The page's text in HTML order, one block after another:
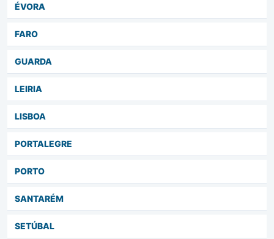
ÉVORA
FARO
GUARDA
LEIRIA
LISBOA
PORTALEGRE
PORTO
SANTARÉM
SETÚBAL